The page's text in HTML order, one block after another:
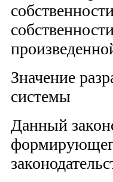
Значение
системы
Данный